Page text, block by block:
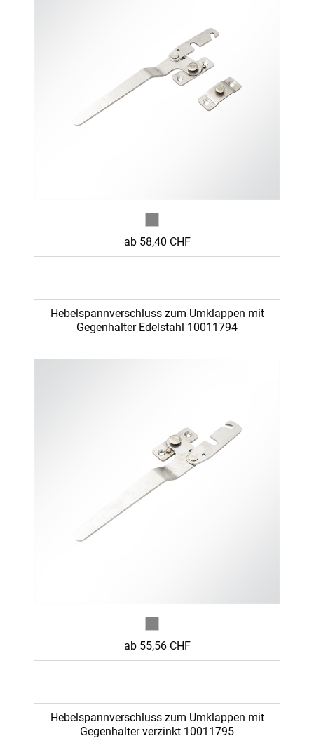
ab 58,40 CHF
Hebelspannverschluss zum Umklappen mit
Gegenhalter Edelstahl 10011794
ab 55,56 CHF
Hebelspannverschluss zum Umklappen mit
Gegenhalter verzinkt 10011795